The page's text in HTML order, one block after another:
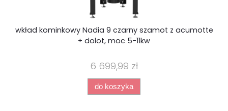
wkład kominkowy Nadia 9 czarny szamot z acumotte
+ dolot, moc 5-11kw
6 699,99 zł
do koszyka